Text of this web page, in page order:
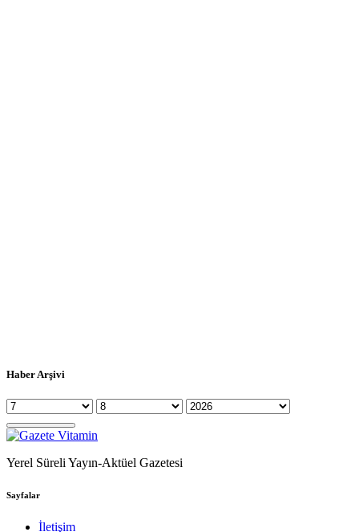
Haber Arşivi
Yerel Süreli Yayın-Aktüel Gazetesi
Sayfalar
İletişim